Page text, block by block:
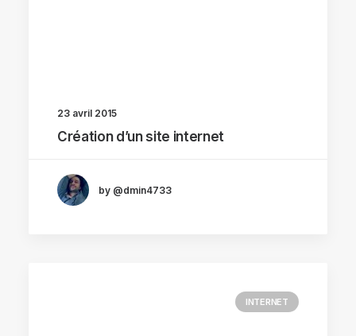
23 avril 2015
Création d’un site internet
by @dmin4733
INTERNET